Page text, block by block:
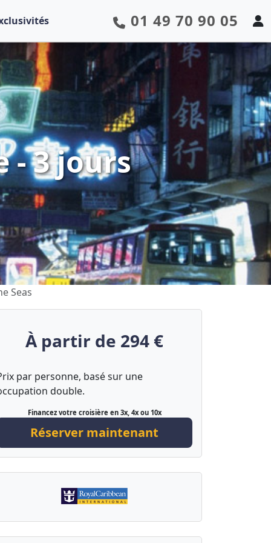
01 49 70 90 05
- 3 jours
Seas
À partir de 294 €
par personne, basé sur une
double.
Financez votre croisière en 3x, 4x ou 10x
Réserver maintenant